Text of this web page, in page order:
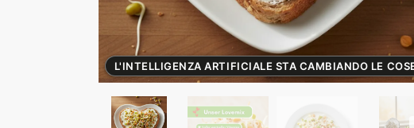
L'INTELLIGENZA ARTIFICIALE STA CAMBIANDO LE